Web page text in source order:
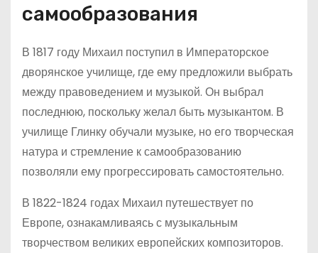
самообразования
В 1817 году Михаил поступил в Императорское
дворянское училище, где ему предложили выбрать
между правоведением и музыкой. Он выбрал
последнюю, поскольку желал быть музыкантом. В
училище Глинку обучали музыке, но его творческая
натура и стремление к самообразованию
позволяли ему прогрессировать самостоятельно.
В 1822-1824 годах Михаил путешествует по
Европе, ознакамливаясь с музыкальным
творчеством великих европейских композиторов.